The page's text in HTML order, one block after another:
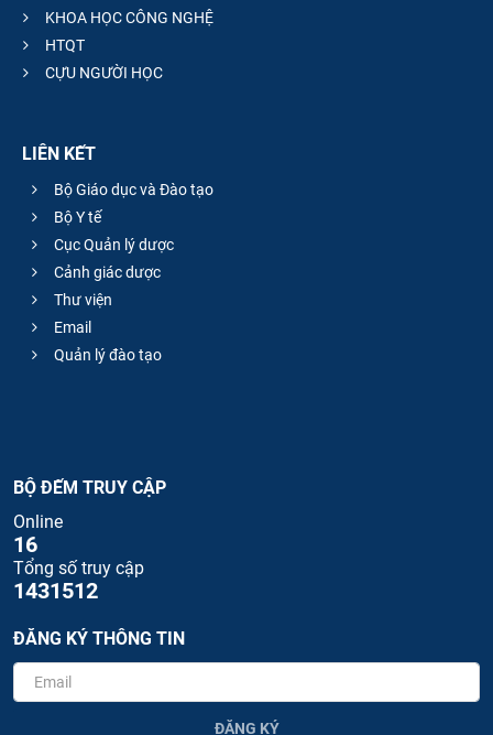
KHOA HỌC CÔNG NGHỆ
HTQT
CỰU NGƯỜI HỌC
LIÊN KẾT
Bộ Giáo dục và Đào tạo
Bộ Y tế
Cục Quản lý dược
Cảnh giác dược
Thư viện
Email
Quản lý đào tạo
BỘ ĐẾM TRUY CẬP
Online
16
Tổng số truy cập
1431512
ĐĂNG KÝ THÔNG TIN
ĐĂNG KÝ